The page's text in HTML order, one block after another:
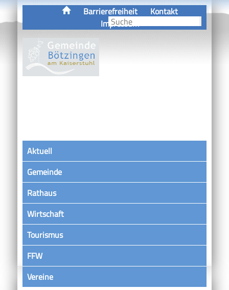
Barrierefreiheit
Kontakt
Impressum
Aktuell
Gemeinde
Rathaus
Wirtschaft
Tourismus
FFW
VereineSatzungen